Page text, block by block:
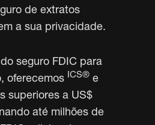
de extratos
a sua privacidade.
seguro FDIC para
oferecemos ICS® e
superiores a US$
até milhões de